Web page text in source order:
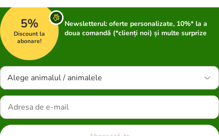
5%
Discount la
abonare!
Newsletterul: oferte personalizate, 10%* la a
doua comandă (*clienți noi) și multe surprize
Alege animalul / animalele